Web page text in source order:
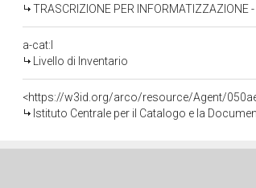
TRASCRIZIONE PER
a-cat:I
Livello di Inventario
<https://w3id.org/arco/resource/Agent/
Istituto Centrale per il Catalogo e la